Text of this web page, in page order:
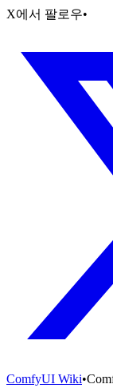
X에서 팔로우•
ComfyUI Wiki•